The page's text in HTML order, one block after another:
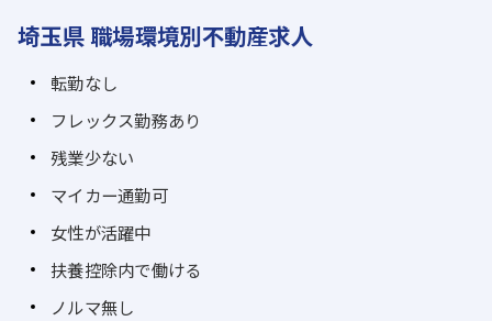
埼玉県 職場環境別不動産求人
転勤なし
フレックス勤務あり
残業少ない
マイカー通勤可
女性が活躍中
扶養控除内で働ける
ノルマ無し